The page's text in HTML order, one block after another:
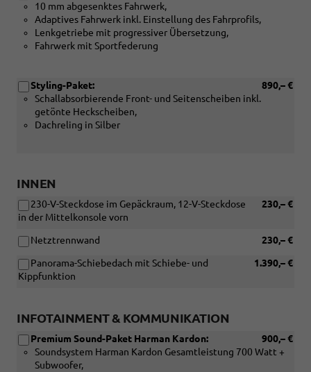
10 mm abgesenktes Fahrwerk,
Adaptives Fahrwerk inkl. Einstellung des Fahrprofils,
Lenkgetriebe mit progressiver Übersetzung,
Fahrwerk mit Sportfederung
890,– €
Styling-Paket:
Schallabsorbierende Front- und Seitenscheiben inkl.
getönte Heckscheiben,
Dachreling in Silber
INNEN
230,– €
230-V-Steckdose im Gepäckraum, 12-V-Steckdose
in der Mittelkonsole vorn
230,– €
Netztrennwand
1.390,– €
Panorama-Schiebedach mit Schiebe- und
Kippfunktion
INFOTAINMENT & KOMMUNIKATION
900,– €
Premium Sound-Paket Harman Kardon:
Soundsystem Harman Kardon Gesamtleistung 700 Watt +
Subwoofer,